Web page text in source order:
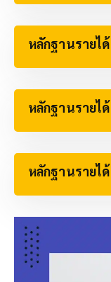
หลักฐานรายไ
หลักฐานรายไ
หลักฐานรายไ